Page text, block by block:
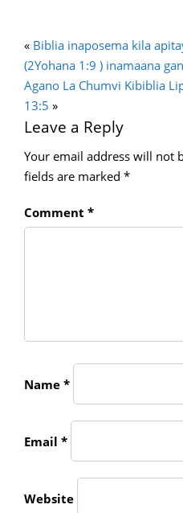
« Biblia inaposema kila
(2Yohana 1:9 ) inamaana
Agano La Chumvi Kibiblia
13:5 »
Leave a Reply
Your email address will not
fields are marked *
Comment *
Name *
Email *
Website